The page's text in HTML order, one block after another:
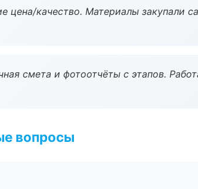
цена/качество. Материалы закупали
смета и фотоотчёты с этапов.
вопросы